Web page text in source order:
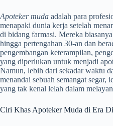
Apoteker muda adalah para
menapaki dunia kerja setelah
di bidang farmasi. Mereka
hingga pertengahan 30-an dan
pengembangan keterampilan,
yang diperlukan untuk menjadi
Namun, lebih dari sekadar waktu
menandai sebuah semangat segar,
yang tak kenal lelah dalam
Ciri Khas Apoteker Muda di Era